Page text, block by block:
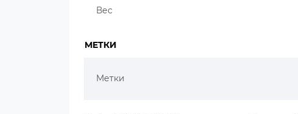
Вес
МЕТКИ
Метки